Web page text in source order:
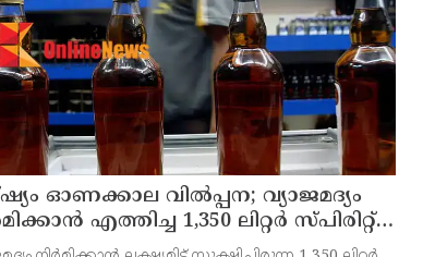
ഭാഗമായ
ഓണക്കാല വിൽപ്പന; വ്യാജമദ്യം
എത്തിച്ച 1,350 ലിറ്റർ സ്പിരിറ്റ്
രണ്ട് പേർ അറസ്റ്റിൽ